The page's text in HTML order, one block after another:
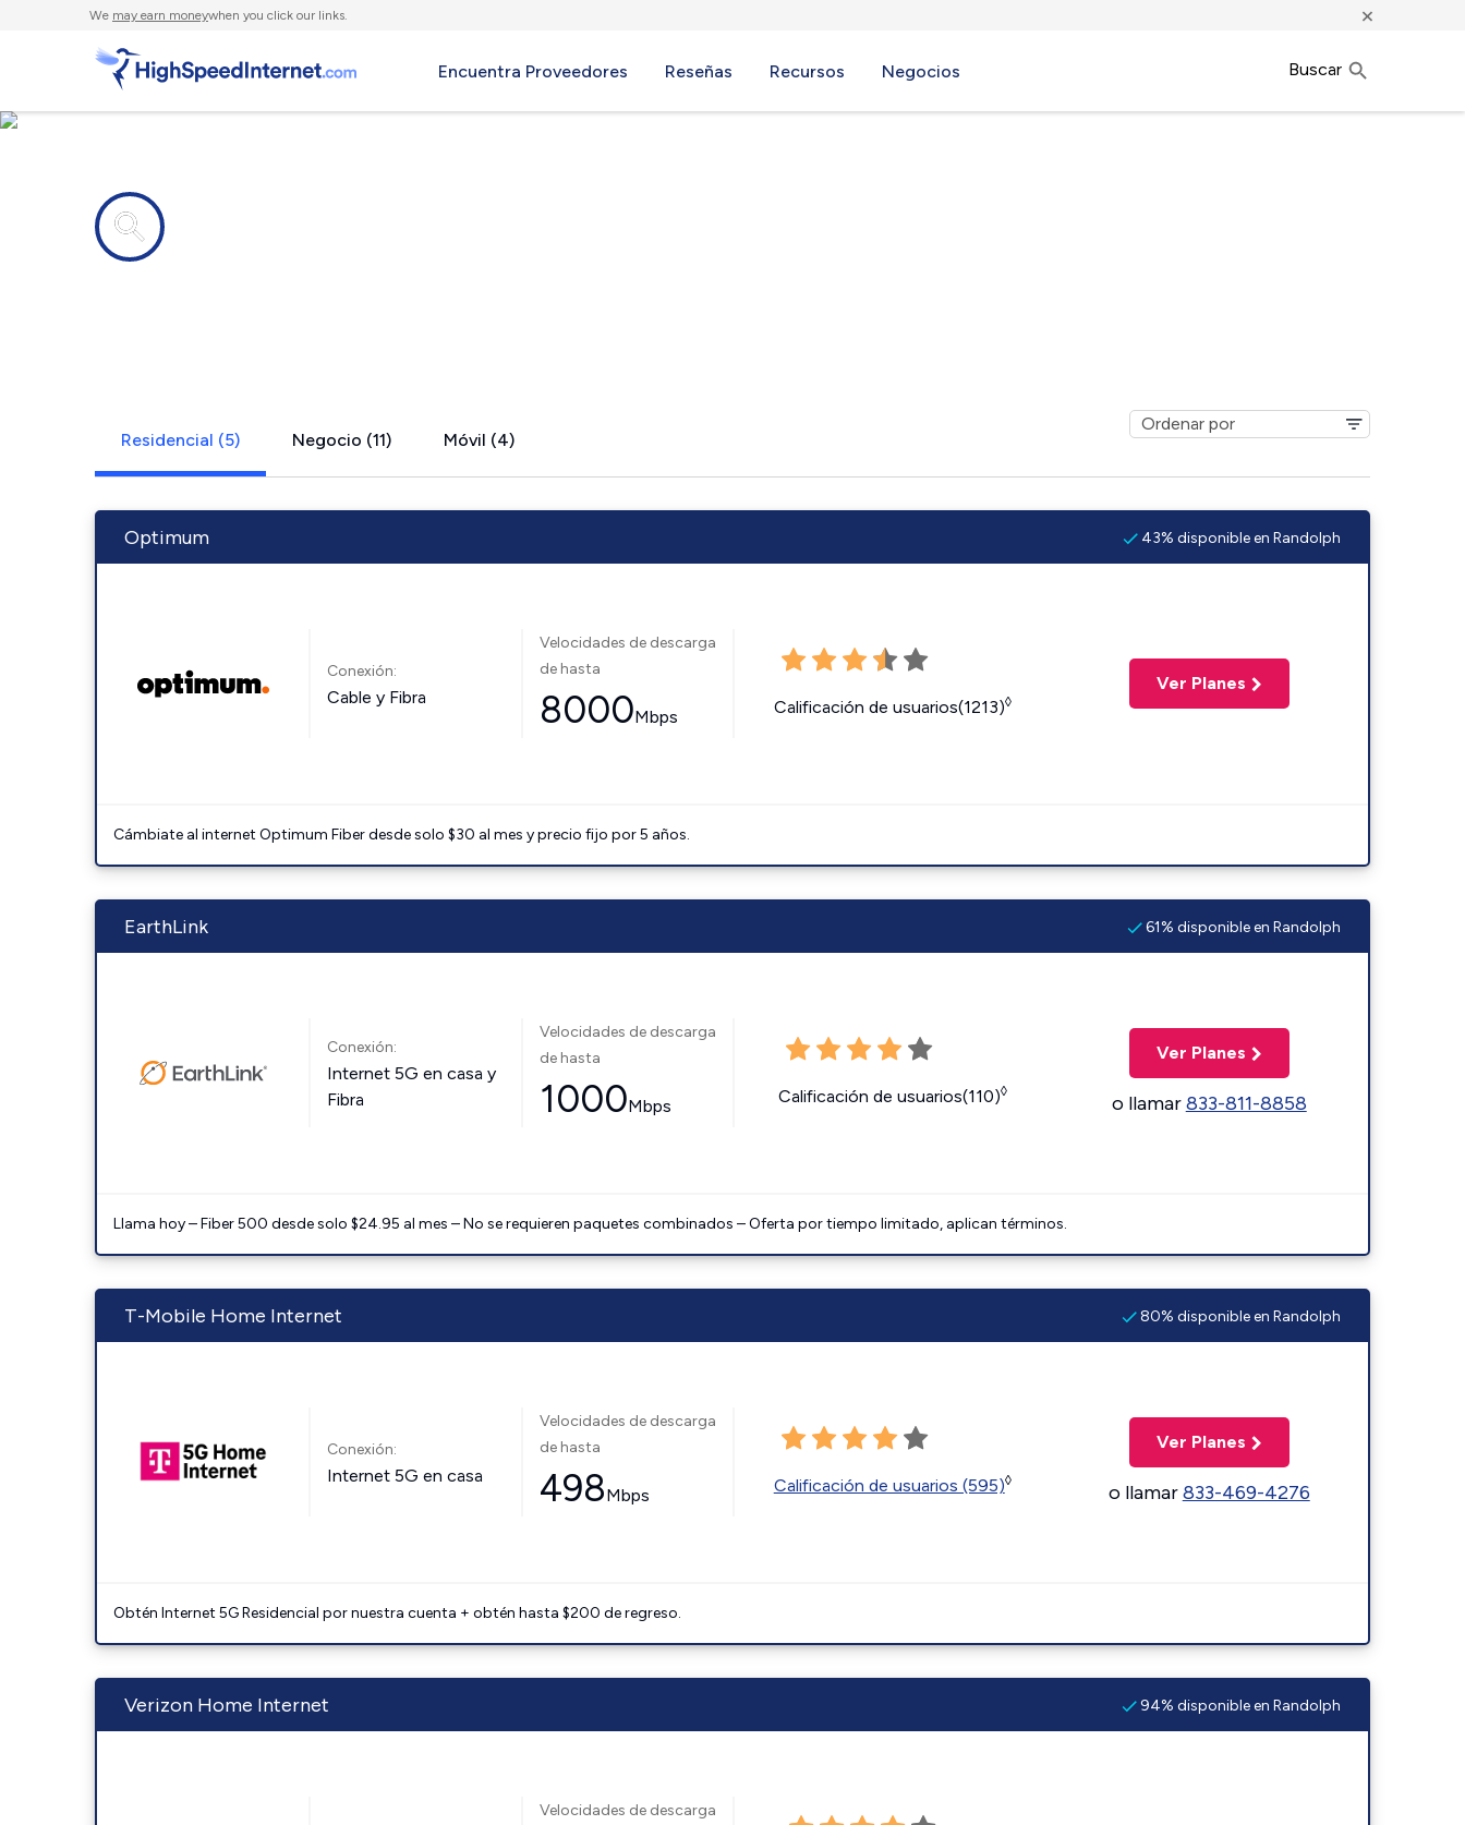
We may earn moneywhen you click our links. ×
Encuentra Proveedores Reseñas Recursos Negocios Buscar
Residencial (5) Negocio (11) Móvil (4)
Optimum 43% disponible en Randolph
Conexión:
Cable y Fibra
Velocidades de descarga
de hasta
8000Mbps Calificación de usuarios(1213)◊
Ver Planes
Cámbiate al internet Optimum Fiber desde solo $30 al mes y precio fijo por 5 años.
EarthLink 61% disponible en Randolph
Conexión:
Internet 5G en casa y
Fibra
Velocidades de descarga
de hasta
1000Mbps Calificación de usuarios(110)◊
Ver Planes
o llamar833-811-8858
Llama hoy – Fiber 500 desde solo $24.95 al mes – No se requieren paquetes combinados – Oferta por tiempo limitado, aplican términos.
T-Mobile Home Internet 80% disponible en Randolph
Conexión:
Internet 5G en casa
Velocidades de descarga
de hasta
498Mbps Calificación de usuarios (595)◊
Ver Planes
o llamar833-469-4276
Obtén Internet 5G Residencial por nuestra cuenta + obtén hasta $200 de regreso.
Verizon Home Internet 94% disponible en Randolph
Velocidades de descarga